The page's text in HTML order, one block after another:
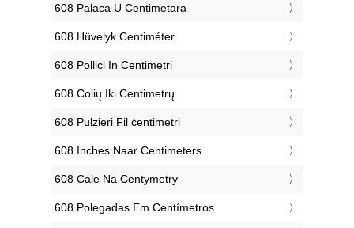
‎608 Palaca U Centimetara
‎608 Hüvelyk Centiméter
‎608 Pollici In Centimetri
‎608 Colių Iki Centimetrų
‎608 Pulzieri Fil ċentimetri
‎608 Inches Naar Centimeters
‎608 Cale Na Centymetry
‎608 Polegadas Em Centímetros